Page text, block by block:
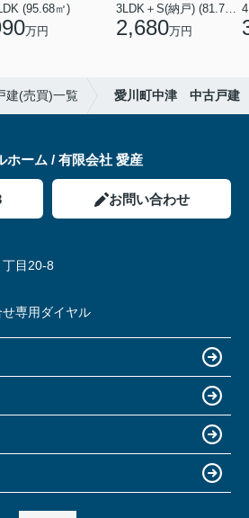
(95.68㎡)
万円 2,680万円
建(売買)一覧 愛川町中津 中古戸建
ホーム / 有限会社 愛産
お問い合わせ
丁目20-8
専用ダイヤル